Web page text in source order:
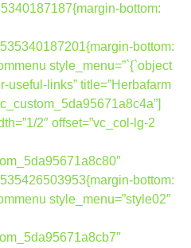
bottom:
bottom:
style_menu=”`{`object
useful-links” title=”Herbafarm
2″ offset=”vc_col-lg-2
bottom:
style_menu=”style02″